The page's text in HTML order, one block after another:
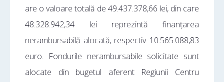
are o valoare totală de 49.437.378,66 lei, din care
48.328.942,34 lei reprezintă finanțarea
nerambursabilă alocată, respectiv 10.565.088,83
euro. Fondurile nerambursabile solicitate sunt
alocate din bugetul aferent Regiunii Centru